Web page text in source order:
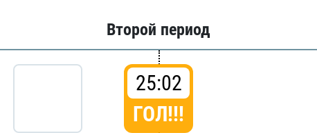
Второй период
25:02
ГОЛ!!!